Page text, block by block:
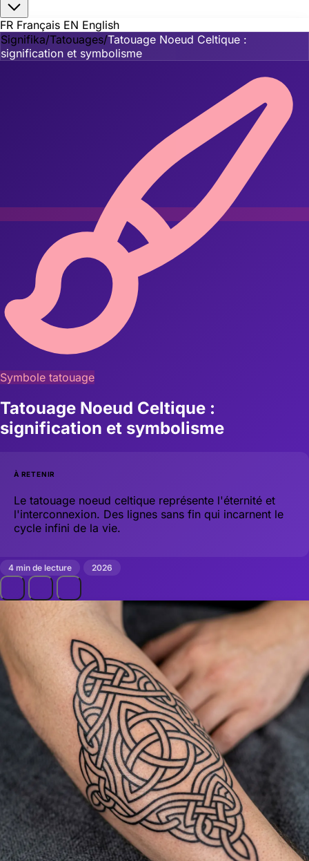
FR Français EN English
Signifika/Tatouages/Tatouage Noeud Celtique :
signification et symbolisme
Symbole tatouage
Tatouage Noeud Celtique :
signification et symbolisme
À RETENIR
Le tatouage noeud celtique représente l'éternité et
l'interconnexion. Des lignes sans fin qui incarnent le
cycle infini de la vie.
4 min de lecture 2026